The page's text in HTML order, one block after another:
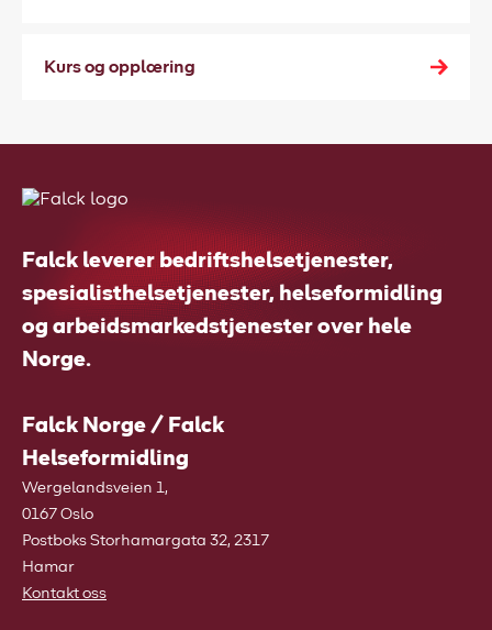
Kurs og opplæring
Falck leverer bedriftshelsetjenester,
spesialisthelsetjenester, helseformidling
og arbeidsmarkedstjenester over hele
Norge.
Falck Norge / Falck
Helseformidling
Wergelandsveien 1,
0167 Oslo
Postboks Storhamargata 32, 2317
Hamar
Kontakt oss